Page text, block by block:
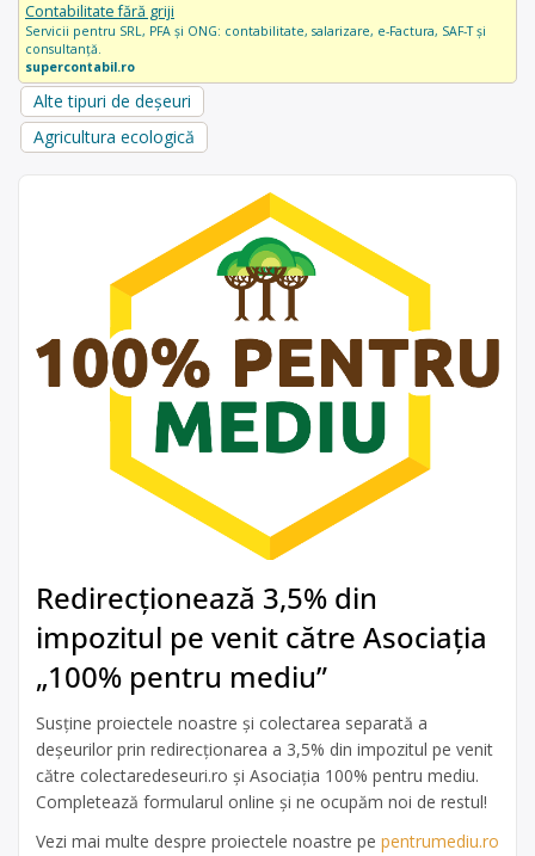
Contabilitate fără griji
Servicii pentru SRL, PFA și ONG: contabilitate, salarizare, e-Factura, SAF-T și
consultanță.
supercontabil.ro
Alte tipuri de deșeuri
Agricultura ecologică
Redirecționează 3,5% din
impozitul pe venit către Asociația
„100% pentru mediu”
Susține proiectele noastre și colectarea separată a
deșeurilor prin redirecționarea a 3,5% din impozitul pe venit
către colectaredeseuri.ro și Asociația 100% pentru mediu.
Completează formularul online și ne ocupăm noi de restul!
Vezi mai multe despre proiectele noastre pe pentrumediu.ro